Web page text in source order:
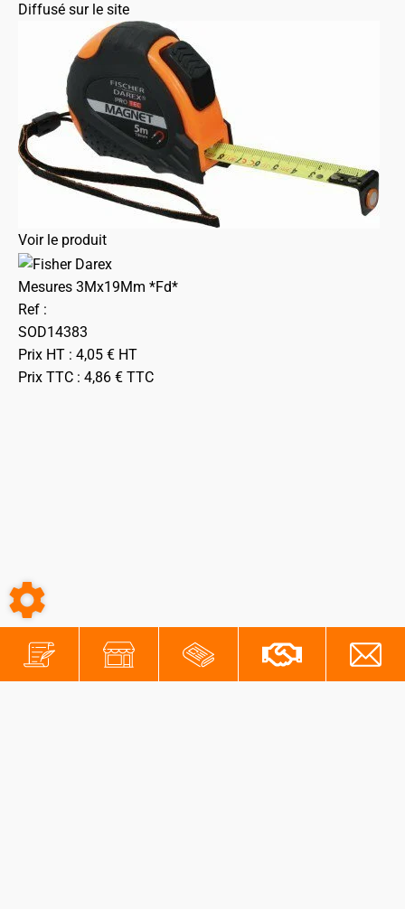
Diffusé sur le site
Voir le produit
Mesures 3Mx19Mm *Fd*
Ref :
SOD14383
Prix HT : 4,05 € HT
Prix TTC : 4,86 € TTC